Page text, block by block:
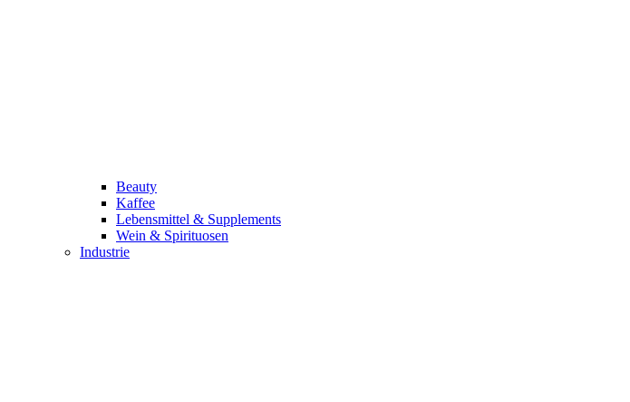
Beauty
Kaffee
Lebensmittel & Supplements
Wein & Spirituosen
Industrie